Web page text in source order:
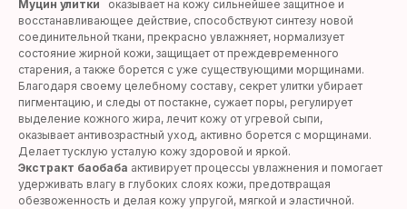
Муцин улитки
оказывает на кожу сильнейшее защитное и
восстанавливающее действие, способствуют синтезу новой
соединительной ткани, прекрасно увлажняет, нормализует
состояние жирной кожи, защищает от преждевременного
старения, а также борется с уже существующими морщинами.
Благодаря своему целебному составу, секрет улитки убирает
пигментацию, и следы от постакне, сужает поры, регулирует
выделение кожного жира, лечит кожу от угревой сыпи,
оказывает антивозрастный уход, активно борется с морщинами.
Делает тусклую усталую кожу здоровой и яркой.
Экстракт баобаба активирует процессы увлажнения и помогает
удерживать влагу в глубоких слоях кожи, предотвращая
обезвоженность и делая кожу упругой, мягкой и эластичной.